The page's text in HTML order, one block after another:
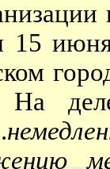
15
На